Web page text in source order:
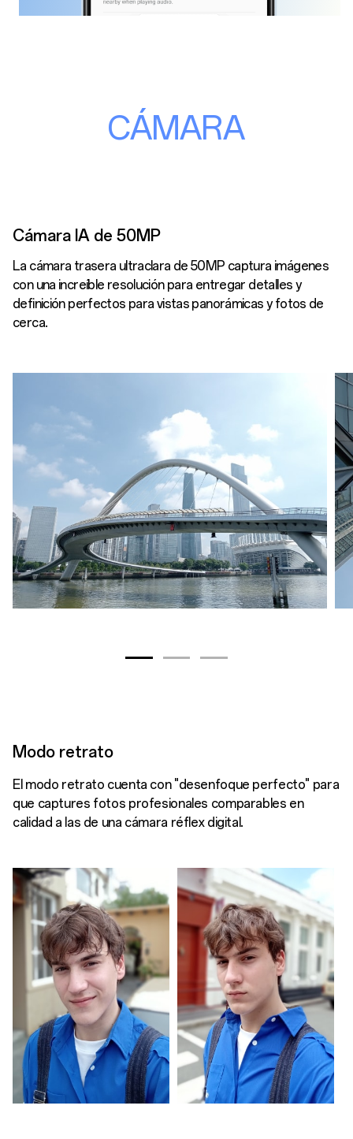
CÁMARA
Cámara IA de 50MP
La cámara trasera ultraclara de 50MP captura imágenes
con una increíble resolución para entregar detalles y
definición perfectos para vistas panorámicas y fotos de
cerca.
Modo retrato
El modo retrato cuenta con "desenfoque perfecto" para
que captures fotos profesionales comparables en
calidad a las de una cámara réflex digital.